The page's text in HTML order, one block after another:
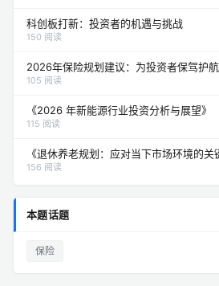
科创板打新：投资者的机遇与挑战
150 阅读
2026年保险规划建议：为投资者保驾护航
105 阅读
《2026 年新能源行业投资分析与展望》
115 阅读
《退休养老规划：应对当下市场环境的关
156 阅读
本题话题
保险